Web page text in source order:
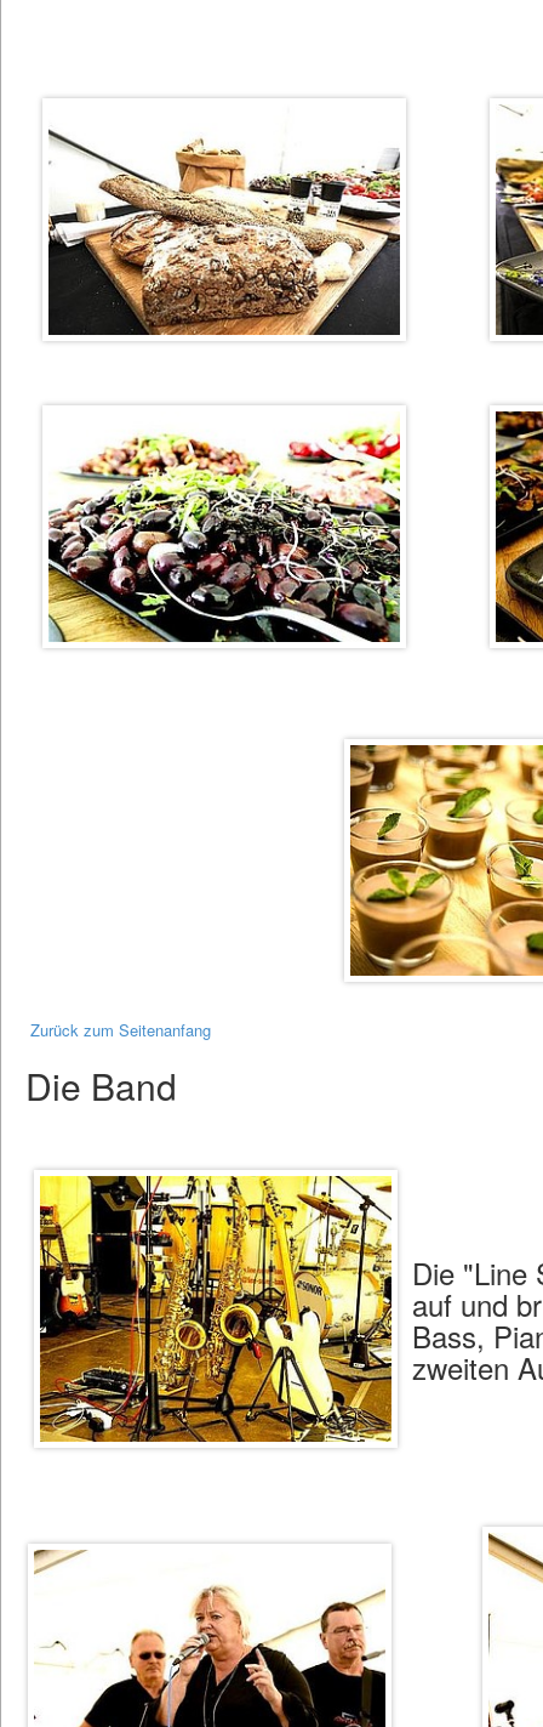
Zurück zum Seitenanfang
Die Band
Die "Line
auf und
Bass,
zweiten